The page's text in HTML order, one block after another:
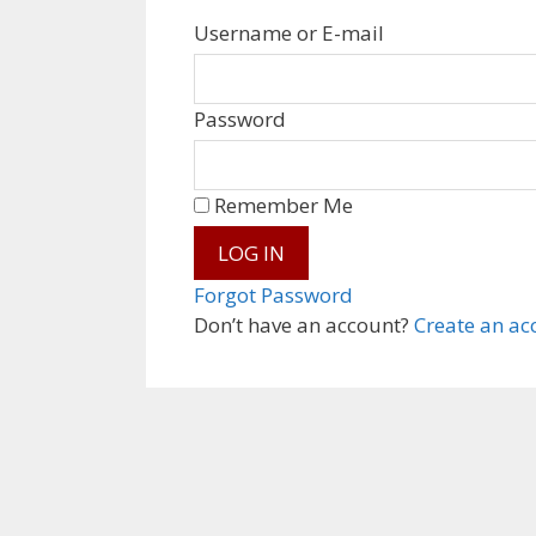
Username or E-mail
Password
Don’t have an account? Create an
Remember Me
Forgot Password